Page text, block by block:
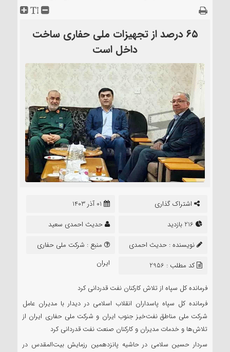
۶۵ درصد از تجهیزات ملی حفاری ساخت
داخل است
اشتراک گذاری
01 آذر 1403
حدیث احمدی سعید
نویسنده : حدیث احمدی
سعید
منبع : شرکت ملی حفاری
ایران
کد مطلب : 2956
فرمانده کل سپاه از تلاش کارکنان نفت قدردانی کرد
فرمانده کل سپاه پاسداران انقلاب اسلامی در دیدار با مدیران عامل
شرکت ملی مناطق نفت‌خیز جنوب ایران و شرکت ملی حفاری ایران از
تلاش‌ها و خدمات مدیران و کارکنان صنعت نفت قدردانی کرد
سردار حسین سلامی در حاشیه پانزدهمین رزمایش بیت‌المقدس در